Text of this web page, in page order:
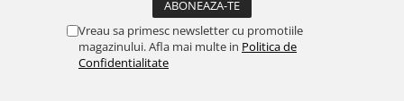
Vreau sa primesc newsletter cu promotiile
magazinului. Afla mai multe in Politica de
Confidentialitate